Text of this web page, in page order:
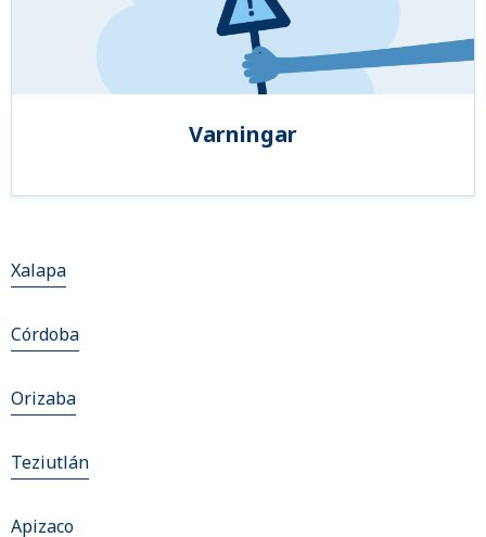
Varningar
Xalapa
Córdoba
Orizaba
Teziutlán
Apizaco